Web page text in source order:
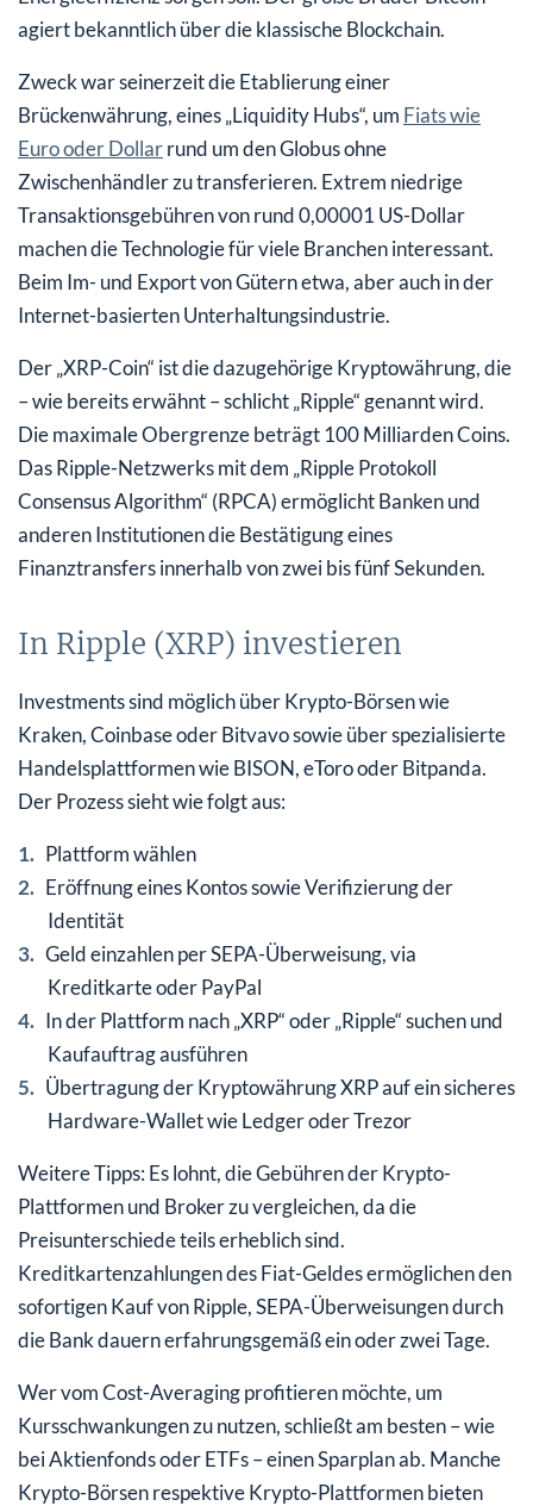
agiert bekanntlich über die klassische Blockchain.
Zweck war seinerzeit die Etablierung einer
Brückenwährung, eines „Liquidity Hubs“, um Fiats wie
Euro oder Dollarrund um den Globus ohne
Zwischenhändler zu transferieren. Extrem niedrige
Transaktionsgebühren von rund 0,00001 US-Dollar
machen die Technologie für viele Branchen interessant.
Beim Im- und Export von Gütern etwa, aber auch in der
Internet-basierten Unterhaltungsindustrie.
Der „XRP-Coin“ ist die dazugehörige Kryptowährung, die
– wie bereits erwähnt – schlicht „Ripple“ genannt wird.
Die maximale Obergrenze beträgt 100 Milliarden Coins.
Das Ripple-Netzwerks mit dem „Ripple Protokoll
Consensus Algorithm“ (RPCA) ermöglicht Banken und
anderen Institutionen die Bestätigung eines
Finanztransfers innerhalb von zwei bis fünf Sekunden.
In Ripple (XRP) investieren
Investments sind möglich über Krypto-Börsen wie
Kraken, Coinbase oder Bitvavo sowie über spezialisierte
Handelsplattformen wie BISON, eToro oder Bitpanda.
Der Prozess sieht wie folgt aus:
Plattform wählen
Eröffnung eines Kontos sowie Verifizierung der
Identität
Geld einzahlen per SEPA-Überweisung, via
Kreditkarte oder PayPal
In der Plattform nach „XRP“ oder „Ripple“ suchen und
Kaufauftrag ausführen
Übertragung der Kryptowährung XRP auf ein sicheres
Hardware-Wallet wie Ledger oder Trezor
Weitere Tipps: Es lohnt, die Gebühren der Krypto-
Plattformen und Broker zu vergleichen, da die
Preisunterschiede teils erheblich sind.
Kreditkartenzahlungen des Fiat-Geldes ermöglichen den
sofortigen Kauf von Ripple, SEPA-Überweisungen durch
die Bank dauern erfahrungsgemäß ein oder zwei Tage.
Wer vom Cost-Averaging profitieren möchte, um
Kursschwankungen zu nutzen, schließt am besten – wie
bei Aktienfonds oder ETFs – einen Sparplan ab. Manche
Krypto-Börsen respektive Krypto-Plattformen bieten